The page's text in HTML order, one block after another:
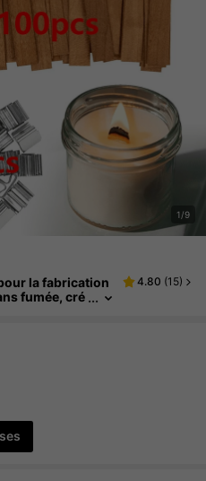
1/9
la fabrication
fumée, cré
4.80 (15)